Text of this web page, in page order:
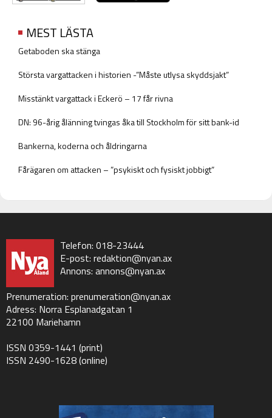
MEST LÄSTA
Getaboden ska stänga
Största vargattacken i historien -”Måste utlysa skyddsjakt”
Misstänkt vargattack i Eckerö – 17 får rivna
DN: 96-årig ålänning tvingas åka till Stockholm för sitt bank-id
Bankerna, koderna och åldringarna
Fårägaren om attacken – ”psykiskt och fysiskt jobbigt”
Telefon: 018-23444
E-post: redaktion@nyan.ax
Annons: annons@nyan.ax
Prenumeration: prenumeration@nyan.ax
Adress: Norra Esplanadgatan 1
22100 Mariehamn
ISSN 0359-1441 (print)
ISSN 2490-1628 (online)